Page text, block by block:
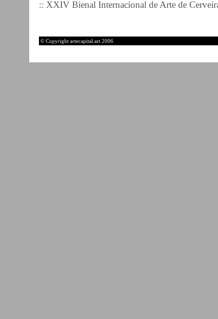
:: XXIV Bienal Internacional de Arte de
© Copyright artecapital.art 2006